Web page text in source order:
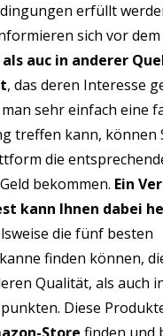
erfüllt
sich vor
als auc in anderer
, das deren Interesse
sehr einfach eine
treffen kann, können
die
bekommen. Ein
kann Ihnen dabei
die fünf besten
finden können,
Qualität, als auch
Diese